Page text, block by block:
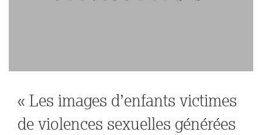
« Les images d’enfants victimes
de violences sexuelles générées